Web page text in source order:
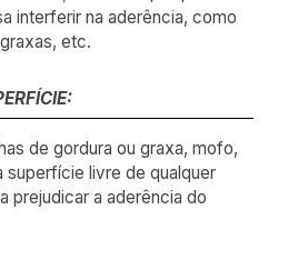
interferir na aderência, como
etc.
de gordura ou graxa, mofo,
superfície livre de qualquer
prejudicar a aderência do